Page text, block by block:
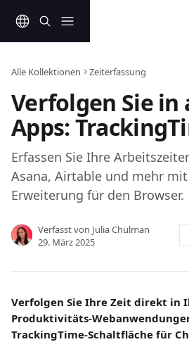
Alle Kollektionen Zeiterfassung
Verfolgen Sie in
Apps:
Erfassen Sie Ihre
Asana, Airtable und mehr
Erweiterung für den Browser.
Verfasst von Julia Chulman
29. März 2025
Verfolgen Sie Ihre Zeit direkt in
Produktivitäts-
TrackingTime-Schaltfläche für